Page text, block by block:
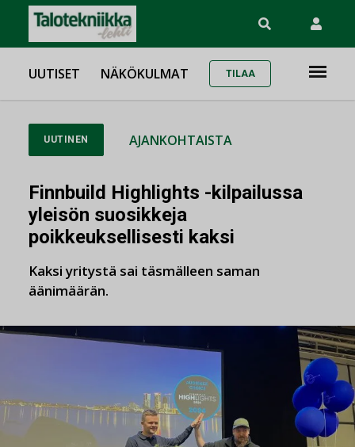
UUTISET NÄKÖKULMAT TILAA
UUTINEN AJANKOHTAISTA
Finnbuild Highlights -kilpailussa
yleisön suosikkeja
poikkeuksellisesti kaksi
Kaksi yritystä sai täsmälleen saman
äänimäärän.